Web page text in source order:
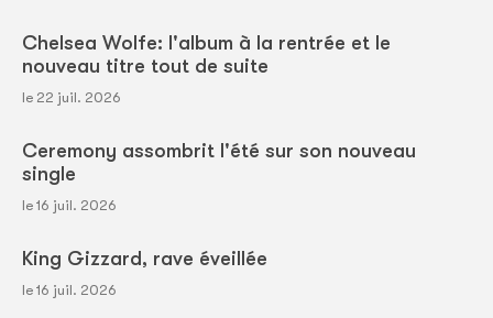
Chelsea Wolfe: l'album à la rentrée et le
nouveau titre tout de suite
le 22 juil. 2026
Ceremony assombrit l'été sur son nouveau
single
le 16 juil. 2026
King Gizzard, rave éveillée
le 16 juil. 2026